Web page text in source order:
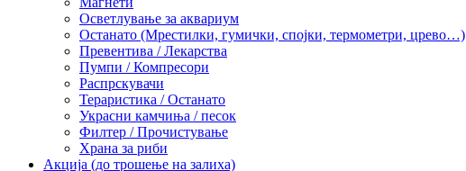
Осветлување за аквариум
Останато (Мрестилки, гумички, спојки, термометри, црево…)
Превентива / Лекарства
Пумпи / Компресори
Распрскувачи
Тераристика / Останато
Украсни камчиња / песок
Филтер / Прочистување
Храна за риби
Акција (до трошење на залиха)